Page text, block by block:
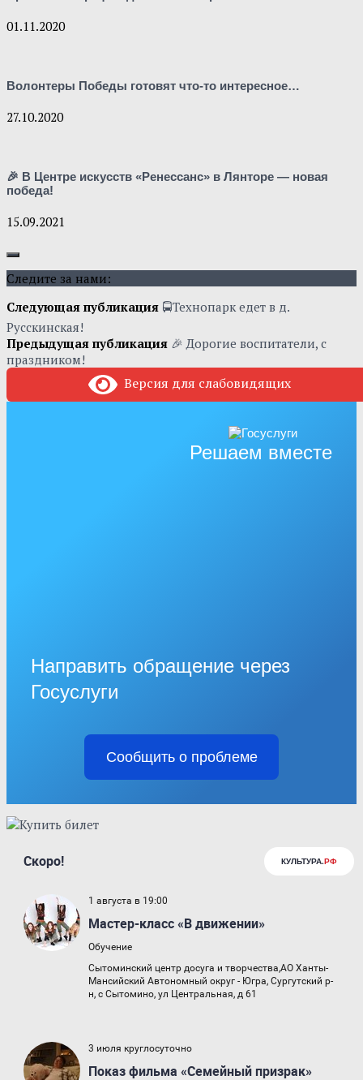
01.11.2020
Волонтеры Победы готовят что-то интересное…
27.10.2020
🎉 В Центре искусств «Ренессанс» в Лянторе — новая
победа!
15.09.2021
Следите за нами:
Следующая публикация 🚍Технопарк едет в д.
Русскинская!
Предыдущая публикация 🎉 Дорогие воспитатели, с
праздником!
Версия для слабовидящих
Решаем вместе
Направить обращение через
Госуслуги
Сообщить о проблеме